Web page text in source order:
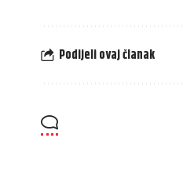
Podijeli ovaj članak